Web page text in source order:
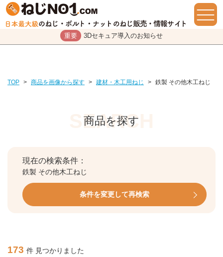
重要 3Dセキュア導入のお知らせ
TOP > 商品を画像から探す > 建材・木工用ねじ > 鉄製 その他木工ねじ
商品を探す
現在の検索条件：
鉄製 その他木工ねじ
条件を変更して再検索
173 件 見つかりました